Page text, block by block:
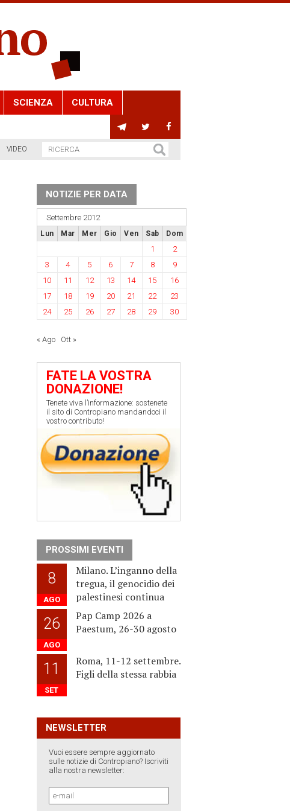
SCIENZA CULTURA
VIDEO
NOTIZIE PER DATA
Settembre 2012
Lun Mar Mer Gio Ven Sab Dom
1
2
3
4 5 6 7 8
9
10
11 12 13 14 15
16
17
18 19 20 21 22
23
24
25 26 27 28 29 30
« Ago Ott »
FATE LA VOSTRA
DONAZIONE!
Tenete viva l’informazione: sostenete
il sito di Contropiano mandandoci il
vostro contributo!
PROSSIMI EVENTI
8
AGO
Milano. L’inganno della
tregua, il genocidio dei
palestinesi continua
26
AGO
Pap Camp 2026 a
Paestum, 26-30 agosto
11
SET
Roma, 11-12 settembre.
Figli della stessa rabbia
NEWSLETTER
Vuoi essere sempre aggiornato
sulle notizie di Contropiano? Iscriviti
alla nostra newsletter: